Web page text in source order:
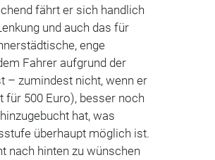
fährt er sich handlich
und auch das für
enge
Fahrer aufgrund der
– zumindest nicht, wenn er
für 500 Euro), besser noch
hat, was
überhaupt möglich ist.
nach hinten zu wünschen